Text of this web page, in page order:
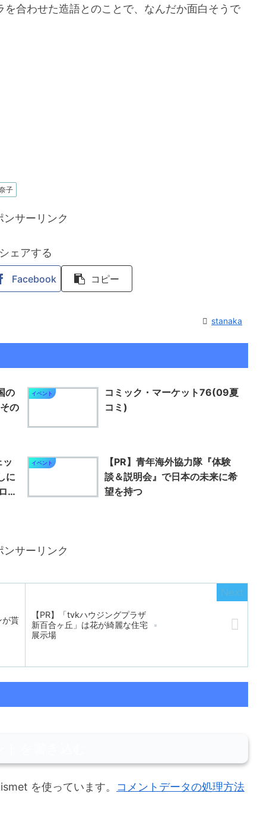
を合わせた造語とのことで、なんだか面白そうで
子
ンサーリンク
シェアする
Facebook コピー
stanaka
の
の
イベント
コミック・マーケット76(09夏
コミ)
に
ガ
イベント
【PR】青年海外協力隊『体験
談＆説明会』で日本の未来に希
望を持つ
ンサーリンク
が貰
【PR】「tvkハウジングプラザ
新百合ヶ丘」は花が綺麗な住宅
展示場
を使っています。 コメントデータの処理方法